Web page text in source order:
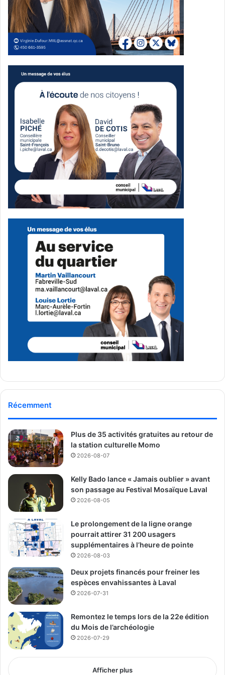
1 600 membres dans son groupe Facebook privé
et 700 abonnés sur Instagram.
L’organisation s’est aussi fait remarquer à Laval,
notamment par des collaborations avec Laval Économique,
le Réseau Mentorat et Futurpreneur.
Une page tournée, une autre à écrire
Dans sa publication, Mathieu Morin-Lamy revient sur ses
réalisations, dont « l’organisation de plus de 50
événements de réseautage », « l’obtention de plusieurs
milliers de dollars en subventions » et « la gestion de plus
de 50 bénévoles ». Il décrit
Les Cercles d’Orcomme «
l’une des plus belles expériences de [sa] vie » et affirme
avoir eu un impact concret dans la vie de nombreux
Le président démissionnaire conclut en évoquant une
nouvelle aventure dans le domaine technologique, dont
les détails seront annoncés prochainement.
Média Laval
See Full Bio
Publicité sponsorisée par la conseillère municipale de Saint-François et David
De Cotis, conseiller municipal de Saint-Bruno
Récemment
Plus de 35 activités gratuites au retour de
la station culturelle Momo
2026-08-07
Kelly Bado lance « Jamais oublier » avant
son passage au Festival Mosaïque Laval
2026-08-05
Le prolongement de la ligne orange
pourrait attirer 31 200 usagers
supplémentaires à l’heure de pointe
2026-08-03
Deux projets financés pour freiner les
espèces envahissantes à Laval
2026-07-31
Remontez le temps lors de la 22e édition
du Mois de l’archéologie
2026-07-29
Afficher plus